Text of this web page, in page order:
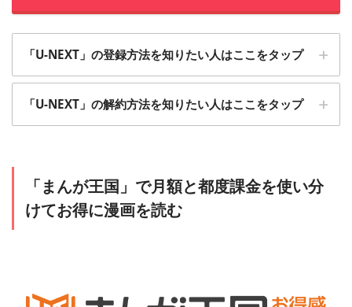
「U-NEXT」の登録方法を知りたい人はここをタップ
1
「U-NEXT」の解約方法を知りたい人はここをタップ
更」をクリックします
「まんが王国」で月額と都度課金を使い分
けてお得に漫画を読む